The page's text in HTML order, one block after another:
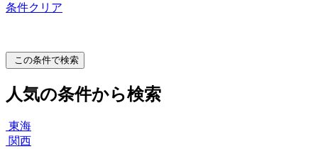
条件クリア
この条件で検索
人気の条件から検索
東海
関西